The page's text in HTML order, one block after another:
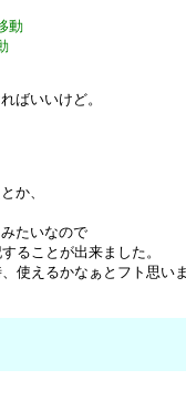
動
ばいいけど。
か、
たいなので
ることが出来ました。
使えるかなぁとフト思い